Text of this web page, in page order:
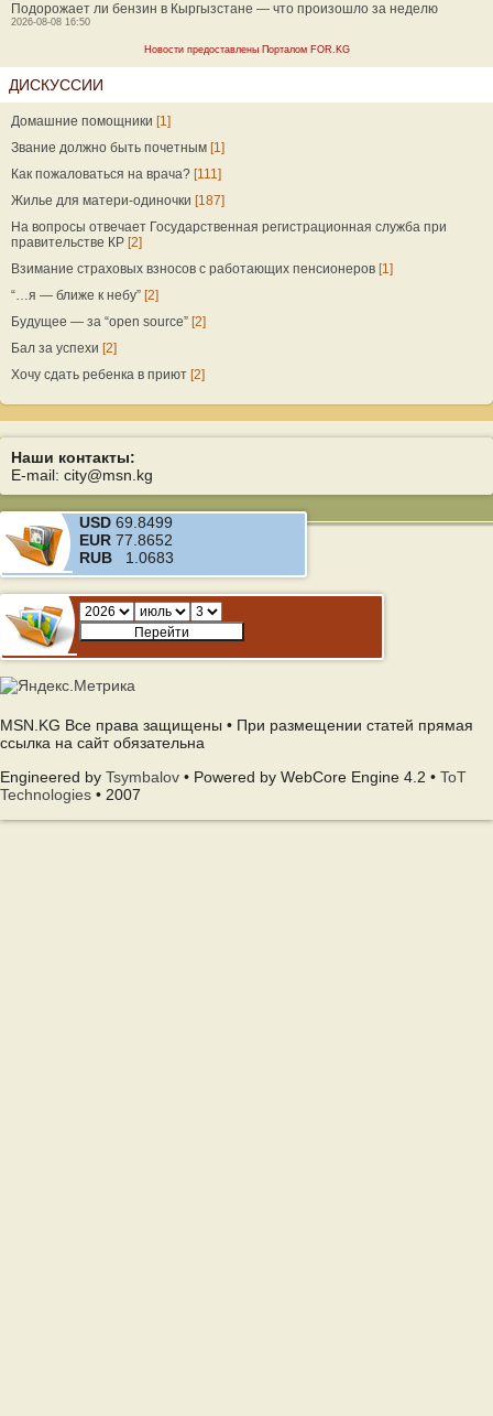
Подорожает ли бензин в Кыргызстане — что произошло за неделю
2026-08-08 16:50
Новости предоставлены Порталом FOR.KG
ДИСКУССИИ
Домашние помощники [1]
Звание должно быть почетным [1]
Как пожаловаться на врача? [111]
Жилье для матери-одиночки [187]
На вопросы отвечает Государственная регистрационная служба при
правительстве КР [2]
Взимание страховых взносов с работающих пенсионеров [1]
“…я — ближе к небу” [2]
Будущее — за “open source” [2]
Бал за успехи [2]
Хочу сдать ребенка в приют [2]
Наши контакты:
E-mail: city@msn.kg
USD 69.8499
EUR 77.8652
RUB 1.0683
MSN.KG Все права защищены • При размещении статей прямая
ссылка на сайт обязательна
Engineered by Tsymbalov • Powered by WebCore Engine 4.2 • ToT
Technologies • 2007